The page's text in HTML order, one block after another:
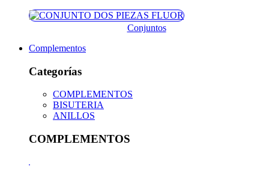
Conjuntos
Complementos
Categorías
COMPLEMENTOS
BISUTERIA
ANILLOS
COMPLEMENTOS